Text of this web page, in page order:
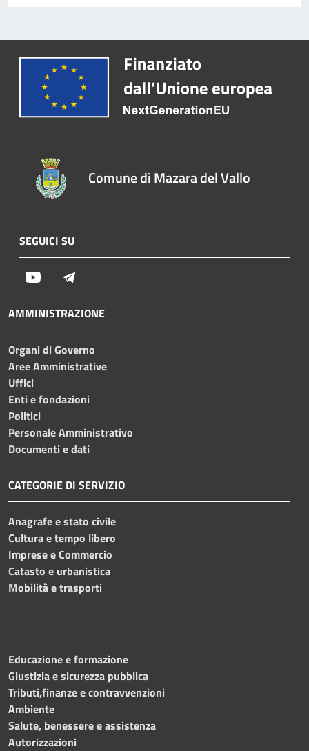
Comune di Mazara del Vallo
SEGUICI SU
Youtube
AMMINISTRAZIONE
Organi di Governo
Aree Amministrative
Uffici
Enti e fondazioni
Politici
Personale Amministrativo
Documenti e dati
CATEGORIE DI SERVIZIO
Anagrafe e stato civile
Cultura e tempo libero
Imprese e Commercio
Catasto e urbanistica
Mobilità e trasporti
Educazione e formazione
Giustizia e sicurezza pubblica
Tributi,finanze e contravvenzioni
Ambiente
Salute, benessere e assistenza
Autorizzazioni